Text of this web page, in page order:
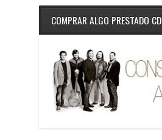
COMPRAR ALGO PRESTADO CD